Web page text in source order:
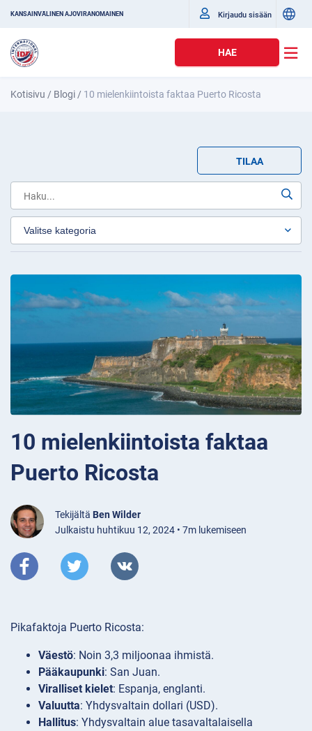
KANSAINVÄLINEN AJOVIRANOMAINEN Kirjaudu sisään
HAE
Kotisivu / Blogi / 10 mielenkiintoista faktaa Puerto Ricosta
TILAA
10 mielenkiintoista faktaa
Puerto Ricosta
Tekijältä Ben Wilder
Julkaistu huhtikuu 12, 2024 • 7m lukemiseen
Pikafaktoja Puerto Ricosta:
Väestö: Noin 3,3 miljoonaa ihmistä.
Pääkaupunki: San Juan.
Viralliset kielet: Espanja, englanti.
Valuutta: Yhdysvaltain dollari (USD).
Hallitus: Yhdysvaltain alue tasavaltalaisella